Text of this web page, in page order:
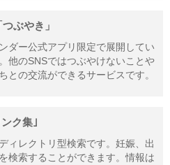
ぶやき」
ダー公式アプリ限定で展開してい
他のSNSではつぶやけないことや
との交流ができるサービスです。
ク集｣
ィレクトリ型検索です。妊娠、出
検索することができます。情報は